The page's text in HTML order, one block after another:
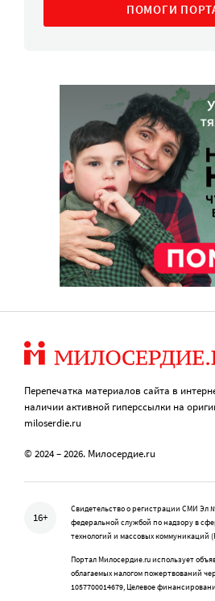
ПОМОГИ
Перепечатка материалов сайта в
наличии активной гиперссылки на
miloserdie.ru
© 2024 – 2026. Милосердие.ru
16+
Свидетельство о регистрации СМИ Эл
федеральной службой по надзору в
технологий и массовых коммуникаций
Портал Милосердие.ru использует
облагаемых налогом пожертвований
1057700014679, Целевое